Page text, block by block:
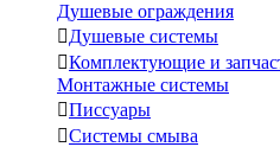
Душевые ограждения
Душевые системы
Комплектующие и
Монтажные системы
Писсуары
Системы смыва